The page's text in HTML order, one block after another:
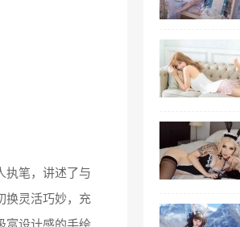
执笔，讲述了与
换灵活巧妙，充
富设计感的手绘